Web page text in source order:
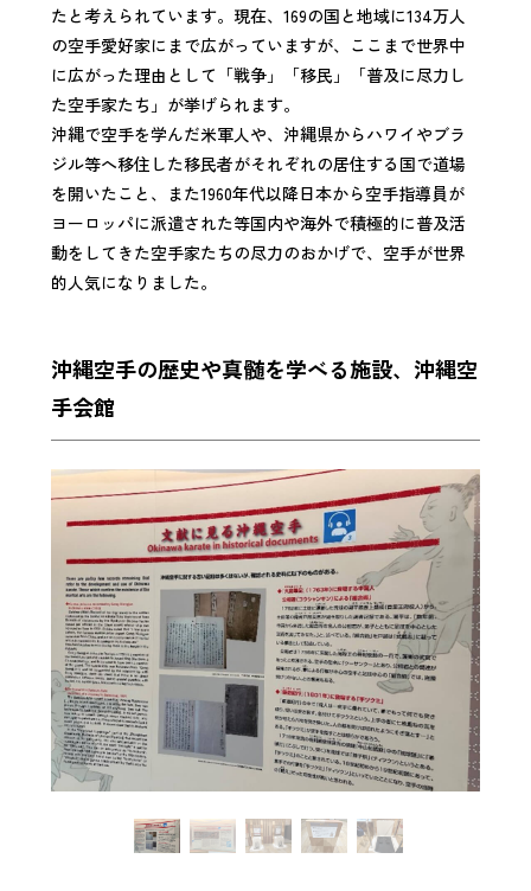
たと考えられています。現在、169の国と地域に134万人
の空手愛好家にまで広がっていますが、ここまで世界中
に広がった理由として「戦争」「移民」「普及に尽力し
た空手家たち」が挙げられます。
沖縄で空手を学んだ米軍人や、沖縄県からハワイやブラ
ジル等へ移住した移民者がそれぞれの居住する国で道場
を開いたこと、また1960年代以降日本から空手指導員が
ヨーロッパに派遣された等国内や海外で積極的に普及活
動をしてきた空手家たちの尽力のおかげで、空手が世界
的人気になりました。
沖縄空手の歴史や真髄を学べる施設、沖縄空
手会館